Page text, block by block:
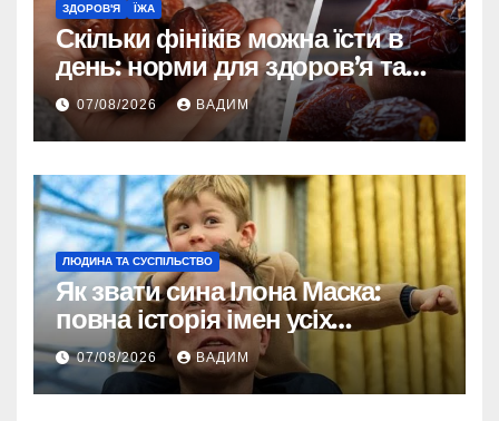
ЗДОРОВ'Я ЇЖА
Скільки фініків можна їсти в
день: норми для здоров’я та
енергії
07/08/2026 ВАДИМ
ЛЮДИНА ТА СУСПІЛЬСТВО
Як звати сина Ілона Маска:
повна історія імен усіх
хлопчиків мільярдера
07/08/2026 ВАДИМ